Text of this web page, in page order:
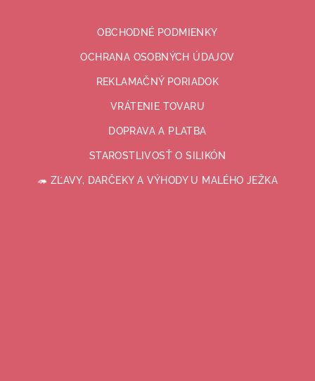
OBCHODNÉ PODMIENKY
OCHRANA OSOBNÝCH ÚDAJOV
REKLAMAČNÝ PORIADOK
VRÁTENIE TOVARU
DOPRAVA A PLATBA
STAROSTLIVOSŤ O SILIKÓN
🦔 ZĽAVY, DARČEKY A VÝHODY U MALÉHO JEŽKA